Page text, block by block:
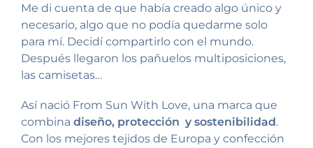
Me di cuenta de que había creado algo único y
necesario, algo que no podía quedarme solo
para mí. Decidí compartirlo con el mundo.
Después llegaron los pañuelos multiposiciones,
las camisetas…
Así nació From Sun With Love, una marca que
combina diseño, protección y sostenibilidad .
Con los mejores tejidos de Europa y confección